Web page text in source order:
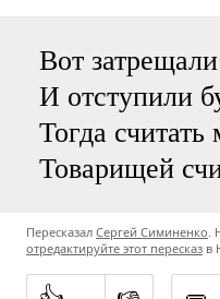
Вот
И отступили
Тогда
Товарищей
Пересказал Сергей Симиненко
отредактируйте этот пересказ в